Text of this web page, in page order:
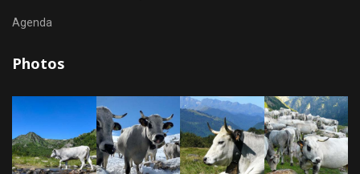
Agenda
Photos